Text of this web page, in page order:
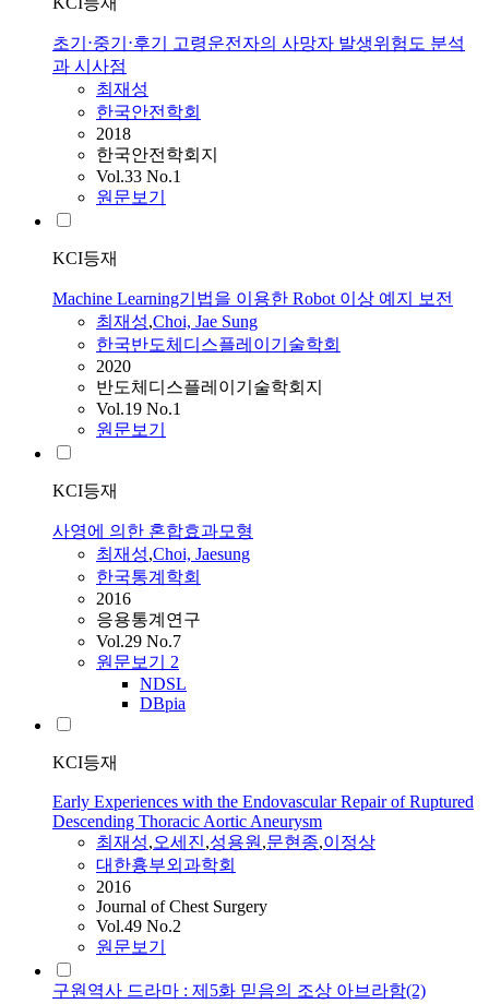
초기⋅중기⋅후기 고령운전자의 사망자 발생위험도 분석
과 시사점
최재성
한국안전학회
2018
한국안전학회지
Vol.33 No.1
원문보기
KCI등재
Machine Learning기법을 이용한 Robot 이상 예지 보전
최재성,Choi, Jae Sung
한국반도체디스플레이기술학회
2020
반도체디스플레이기술학회지
Vol.19 No.1
원문보기
KCI등재
사영에 의한 혼합효과모형
최재성,Choi, Jaesung
한국통계학회
2016
응용통계연구
Vol.29 No.7
원문보기 2
NDSL
DBpia
KCI등재
Early Experiences with the Endovascular Repair of Ruptured
Descending Thoracic Aortic Aneurysm
최재성,오세진,성용원,문현종,이정상
대한흉부외과학회
2016
Journal of Chest Surgery
Vol.49 No.2
원문보기
구원역사 드라마 : 제5화 믿음의 조상 아브라함(2)